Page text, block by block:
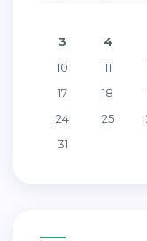
3
4
10
11
17
18
24
25
31